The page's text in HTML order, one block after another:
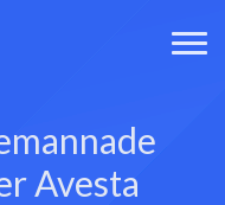
Avesta